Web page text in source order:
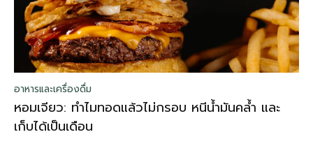
อาหารและเครื่องดื่ม
หอมเจียว: ทำไมทอดแล้วไม่กรอบ หนีน้ำมันคล้ำ และ
เก็บได้เป็นเดือน